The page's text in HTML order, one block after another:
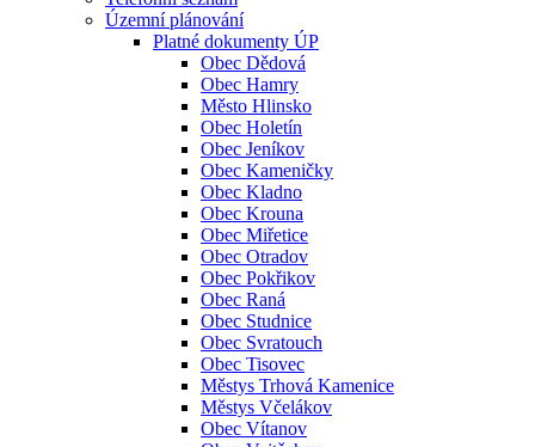
Územní plánování
Platné dokumenty ÚP
Obec Dědová
Obec Hamry
Město Hlinsko
Obec Holetín
Obec Jeníkov
Obec Kameničky
Obec Kladno
Obec Krouna
Obec Miřetice
Obec Otradov
Obec Pokřikov
Obec Raná
Obec Studnice
Obec Svratouch
Obec Tisovec
Městys Trhová Kamenice
Městys Včelákov
Obec Vítanov